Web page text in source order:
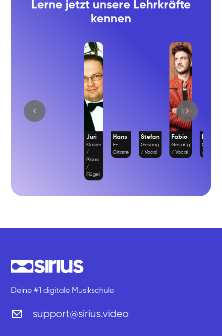
Lerne jetzt unsere Lehrkräfte
kennen
Juri
Klavier
/
Piano
/
Flügel
Hans
E-
Gitarre
Stefan
Gesang
/ Vocal
Fabio
Gesang
/ Vocal
Gesang
/ Vocal
Deine #1 digitale Musikschule
support@sirius.video